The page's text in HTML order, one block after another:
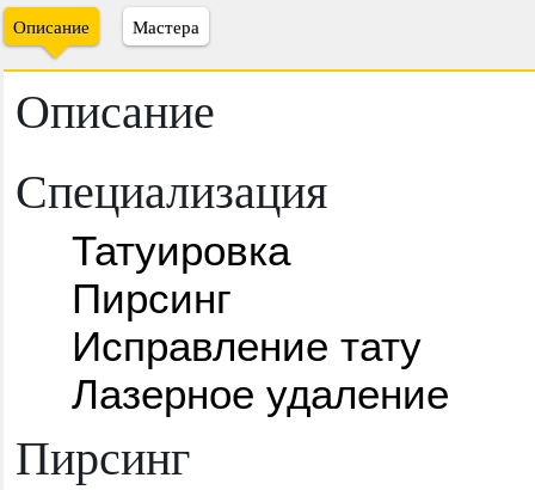
Описание Мастера
Описание
Специализация
Татуировка
Пирсинг
Исправление тату
Лазерное удаление
Пирсинг